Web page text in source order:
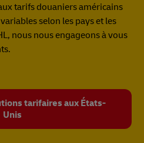
tarifs douaniers américains
selon les pays et les
nous nous engageons à vous
tarifaires aux États-
Unis